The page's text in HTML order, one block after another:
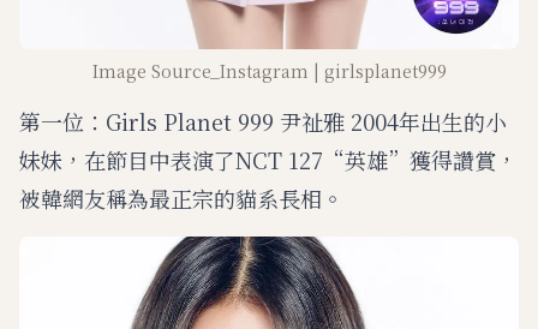
Image Source_Instagram | girlsplanet999
第一位：Girls Planet 999 尹祉雅 2004年出生的小
妹妹，在節目中表演了NCT 127“英雄”獲得讚賞，
被韓網友稱為最正宗的貓系長相。